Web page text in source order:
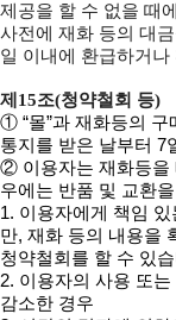
제공을 할 수 없을 때
사전에 재화 등의 대
일 이내에 환급하거
제15조(청약철회 등)
① “몰”과 재화등의 구
통지를 받은 날부터 7
② 이용자는 재화등을
우에는 반품 및 교환
1. 이용자에게 책임
만, 재화 등의 내용을
청약철회를 할 수 있
2. 이용자의 사용 또
감소한 경우